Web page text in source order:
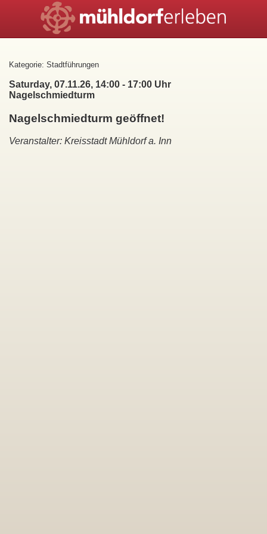
Kategorie: Stadtführungen
Saturday, 07.11.26, 14:00 - 17:00 Uhr
Nagelschmiedturm
Nagelschmiedturm geöffnet!
Veranstalter: Kreisstadt Mühldorf a. Inn